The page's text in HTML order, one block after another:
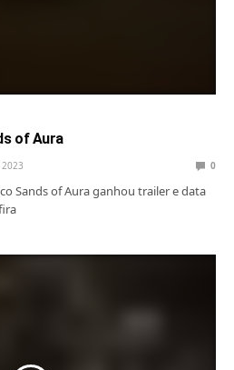
of Aura
2023 0
Sands of Aura ganhou trailer e data